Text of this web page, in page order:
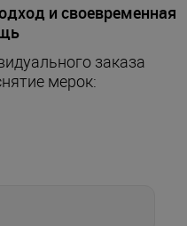
и своевременная
заказа
мерок: